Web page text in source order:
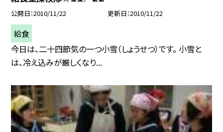
公開日 2010/11/22 更新日 2010/11/22
給食
今日は、二十四節気の一つ小雪（しょうせつ）です。 小雪と
は、冷え込みが厳しくなり...